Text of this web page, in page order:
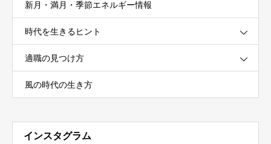
新月・満月・季節エネルギー情報
時代を生きるヒント
適職の見つけ方
風の時代の生き方
インスタグラム